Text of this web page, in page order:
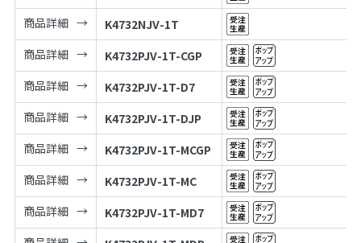
商品詳細
K4732NJV-1T
商品詳細
K4732PJV-1T-CGP
商品詳細
K4732PJV-1T-D7
商品詳細
K4732PJV-1T-DJP
商品詳細
K4732PJV-1T-MCGP
商品詳細
K4732PJV-1T-MC
商品詳細
K4732PJV-1T-MD7